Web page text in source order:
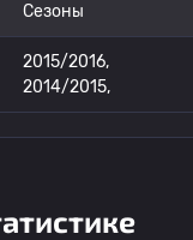
Сезоны
2015/2016,
2014/2015,